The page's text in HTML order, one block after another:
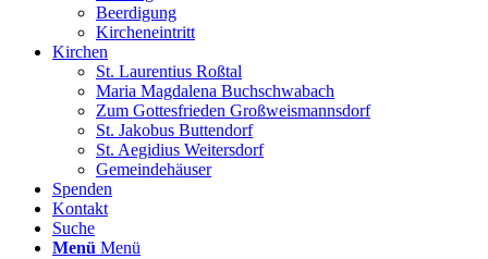
Beerdigung
Kircheneintritt
Kirchen
St. Laurentius Roßtal
Maria Magdalena Buchschwabach
Zum Gottesfrieden Großweismannsdorf
St. Jakobus Buttendorf
St. Aegidius Weitersdorf
Gemeindehäuser
Spenden
Kontakt
Suche
Menü Menü